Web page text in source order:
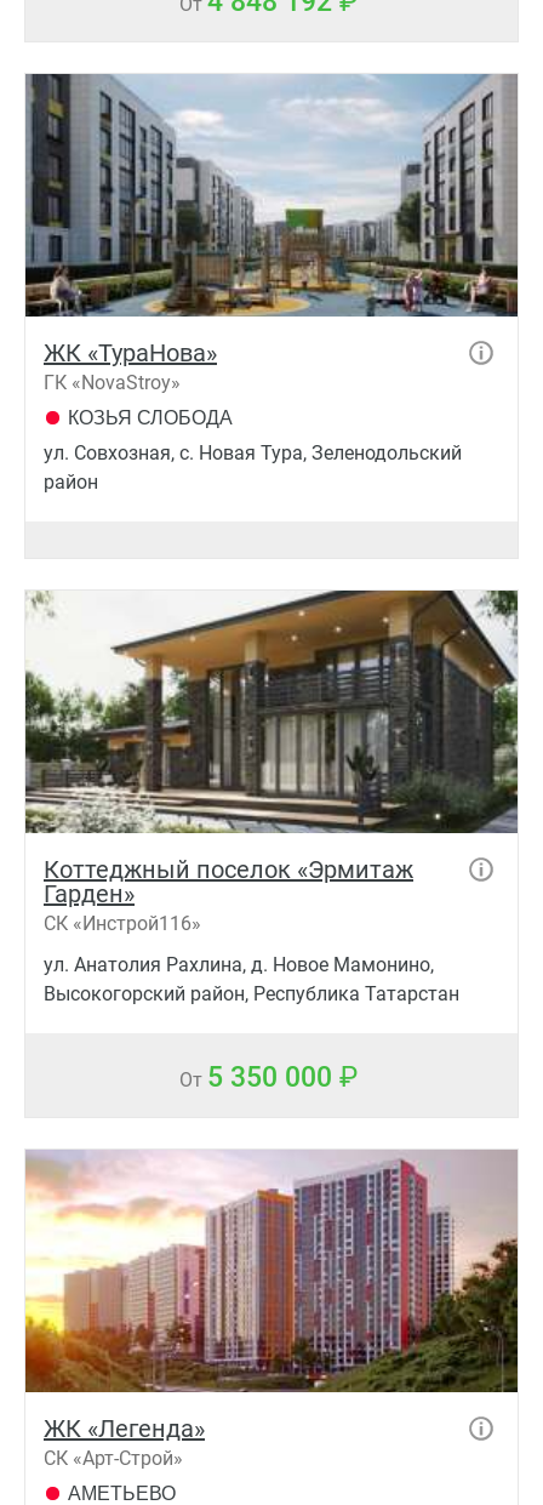
ЖК «ТураНова»
ГК «NovaStroy»
КОЗЬЯ СЛОБОДА
ул. Совхозная, с. Новая Тура, Зеленодольский
район
Коттеджный поселок «Эрмитаж
Гарден»
СК «Инстрой116»
ул. Анатолия Рахлина, д. Новое Мамонино,
Высокогорский район, Республика Татарстан
От 5 350 000
ЖК «Легенда»
СК «Арт-Строй»
АМЕТЬЕВО